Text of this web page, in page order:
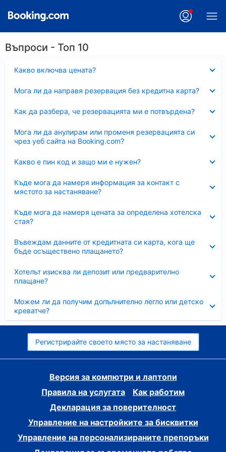
Въпроси - Топ 10
Какво включва цената?
Мога ли да направя резервация без кредитна карта?
Как да разбера, че резервацията ми е потвърдена?
Мога ли да анулирам или променя резервацията си
чрез уеб сайта на Booking.com?
Какво е пин код и защо ми е нужен?
Къде мога да намеря информация за контакт с
мястото за настаняване?
Къде мога да намеря цената за определена хотелска
стая?
Въвеждам данните от кредитната си карта, кога ще
бъде осъществено плащането?
Хотелът изисква ли депозит или предварително
плащане?
Можем ли да получим допълнително легло или детско
креватче?
Регистрирайте своето място за настаняване
Версия за компютри и лаптопи
Правила на услугата
Как работим
Декларация за поверителност
Управление на настройките за бисквитки
Управление на персонализираните препоръки